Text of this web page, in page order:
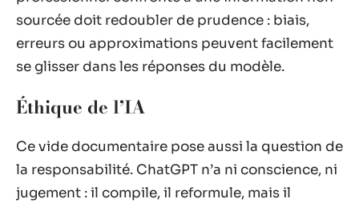
sourcée doit redoubler de prudence : biais,
erreurs ou approximations peuvent facilement
se glisser dans les réponses du modèle.
Éthique de l’IA
Ce vide documentaire pose aussi la question de
la responsabilité. ChatGPT n’a ni conscience, ni
jugement : il compile, il reformule, mais il